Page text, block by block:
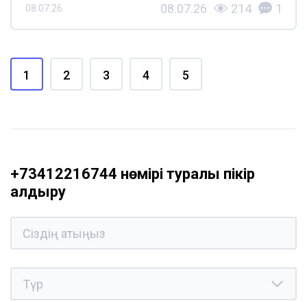
08.07.26 08.07.26 214 1
1 2 3 4 5
+73412216744 нөмірі туралы пікір
қалдыру